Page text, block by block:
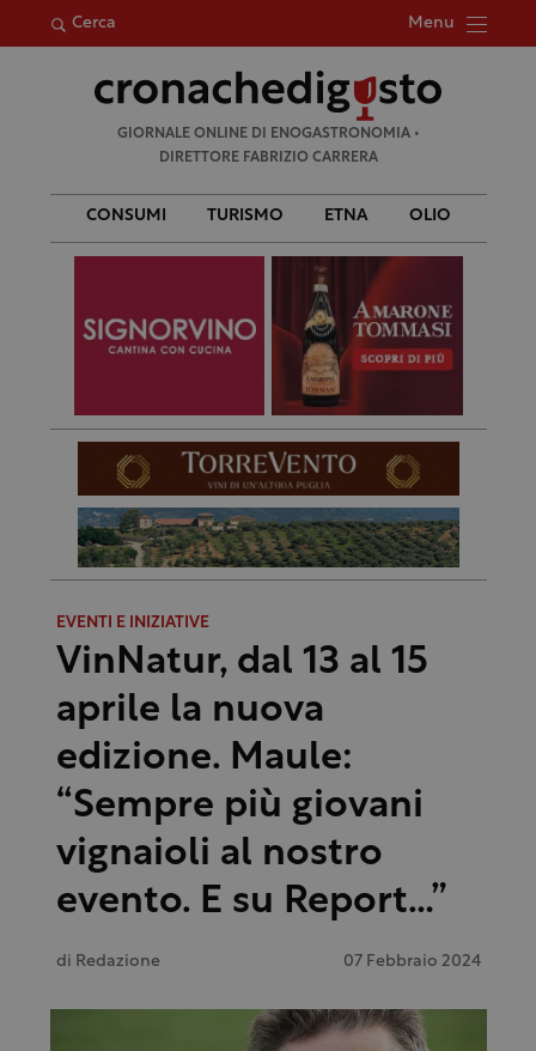
Cerca Menu
per:
GIORNALE ONLINE DI ENOGASTRONOMIA •
DIRETTORE FABRIZIO CARRERA
CONSUMI TURISMO ETNA OLIO
EVENTI E INIZIATIVE
VinNatur, dal 13 al 15
aprile la nuova
edizione. Maule:
“Sempre più giovani
vignaioli al nostro
evento. E su Report…”
di Redazione 07 Febbraio 2024